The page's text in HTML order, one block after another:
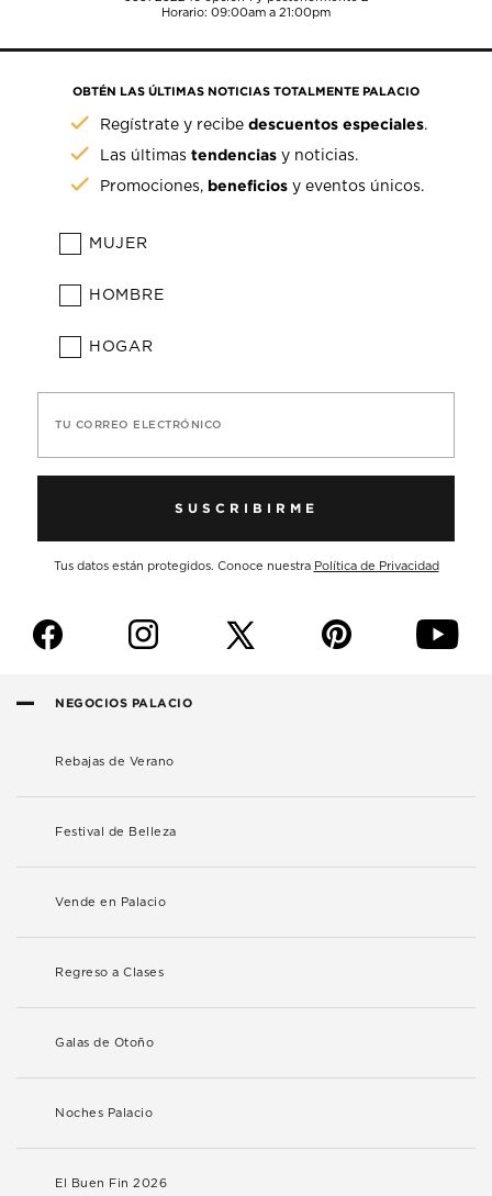
Horario: 09:00am a 21:00pm
OBTÉN LAS ÚLTIMAS NOTICIAS TOTALMENTE PALACIO
Regístrate y recibedescuentos especiales.
Las últimastendencias y noticias.
Promociones, beneficios y eventos únicos.
MUJER
HOMBRE
HOGAR
TU CORREO ELECTRÓNICO
SUSCRIBIRME
Tus datos están protegidos. Conoce nuestra Política de Privacidad
f i p y
NEGOCIOS PALACIO
Rebajas de Verano
Festival de Belleza
Vende en Palacio
Regreso a Clases
Galas de Otoño
Noches Palacio
El Buen Fin 2026